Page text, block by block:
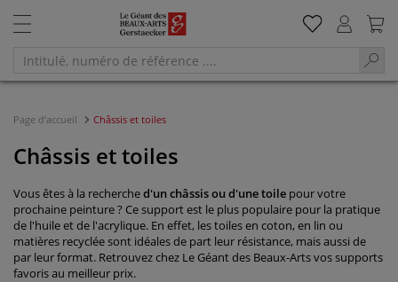
Page d'accueil Châssis et toiles
Châssis et toiles
Vous êtes à la recherched'un châssis ou d'une toile pour votre
prochaine peinture ? Ce support est le plus populaire pour la pratique
de l'huile et de l'acrylique. En effet, les toiles en coton, en lin ou
matières recyclée sont idéales de part leur résistance, mais aussi de
par leur format. Retrouvez chez Le Géant des Beaux-Arts vos supports
favoris au meilleur prix.